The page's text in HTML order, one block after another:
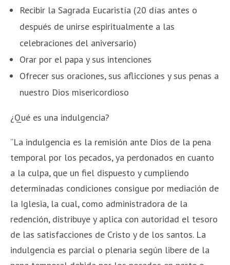
Recibir la Sagrada Eucaristía (20 días antes o
después de unirse espiritualmente a las
celebraciones del aniversario)
Orar por el papa y sus intenciones
Ofrecer sus oraciones, sus aflicciones y sus penas a
nuestro Dios misericordioso
¿Qué es una indulgencia?
“La indulgencia es la remisión ante Dios de la pena
temporal por los pecados, ya perdonados en cuanto
a la culpa, que un fiel dispuesto y cumpliendo
determinadas condiciones consigue por mediación de
la Iglesia, la cual, como administradora de la
redención, distribuye y aplica con autoridad el tesoro
de las satisfacciones de Cristo y de los santos. La
indulgencia es parcial o plenaria según libere de la